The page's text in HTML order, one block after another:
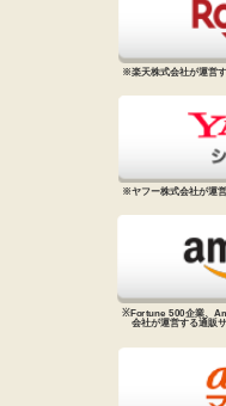
※楽天株式会社が運営
※ヤフー株式会社が運
※Fortune 500企業、
会社が運営する通販